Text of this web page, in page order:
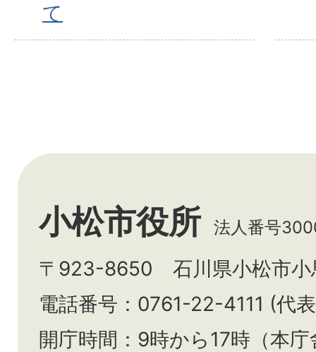
て
小松市役所 法人番号
〒923-8650 石川県小松市小
電話番号：0761-22-4111 (代
開庁時間：9時から17時（本